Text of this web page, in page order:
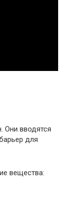
вводятся
для
вещества: